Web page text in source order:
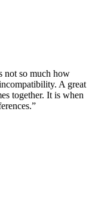
not so much how
A great
together. It is when